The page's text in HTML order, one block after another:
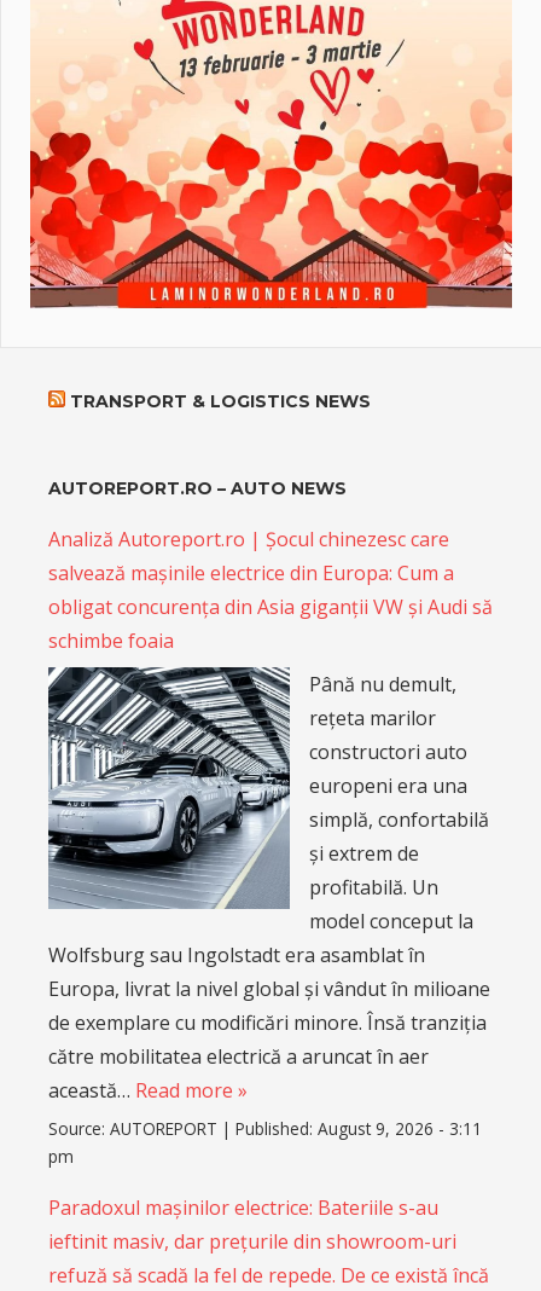
TRANSPORT & LOGISTICS NEWS
AUTOREPORT.RO – AUTO NEWS
Analiză Autoreport.ro | Șocul chinezesc care
salvează mașinile electrice din Europa: Cum a
obligat concurența din Asia giganții VW și Audi să
schimbe foaia
Până nu demult,
rețeta marilor
constructori auto
europeni era una
simplă, confortabilă
și extrem de
profitabilă. Un
model conceput la
Wolfsburg sau Ingolstadt era asamblat în
Europa, livrat la nivel global și vândut în milioane
de exemplare cu modificări minore. Însă tranziția
către mobilitatea electrică a aruncat în aer
această… Read more »
Source: AUTOREPORT | Published: August 9, 2026 - 3:11
pm
Paradoxul mașinilor electrice: Bateriile s-au
ieftinit masiv, dar prețurile din showroom-uri
refuză să scadă la fel de repede. De ce există încă